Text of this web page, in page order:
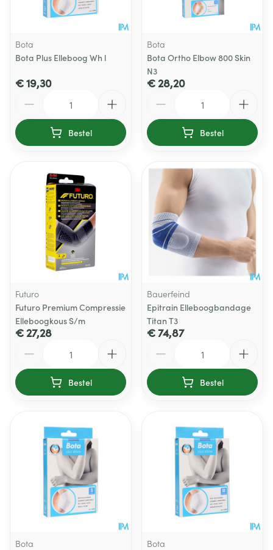
Bota
Bota Plus Elleboog Wh l
€ 19,30
Bestel
Bota
Bota Ortho Elbow 800 Skin
N3
€ 28,20
Bestel
Futuro
Futuro Premium Compressie
Elleboogkous S/m
€ 27,28
Bestel
Bauerfeind
Epitrain Elleboogbandage
Titan T3
€ 74,87
Bestel
Bota
Bota